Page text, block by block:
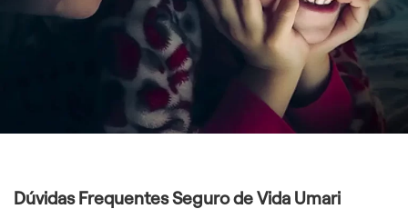
Dúvidas Frequentes Seguro de Vida Umari